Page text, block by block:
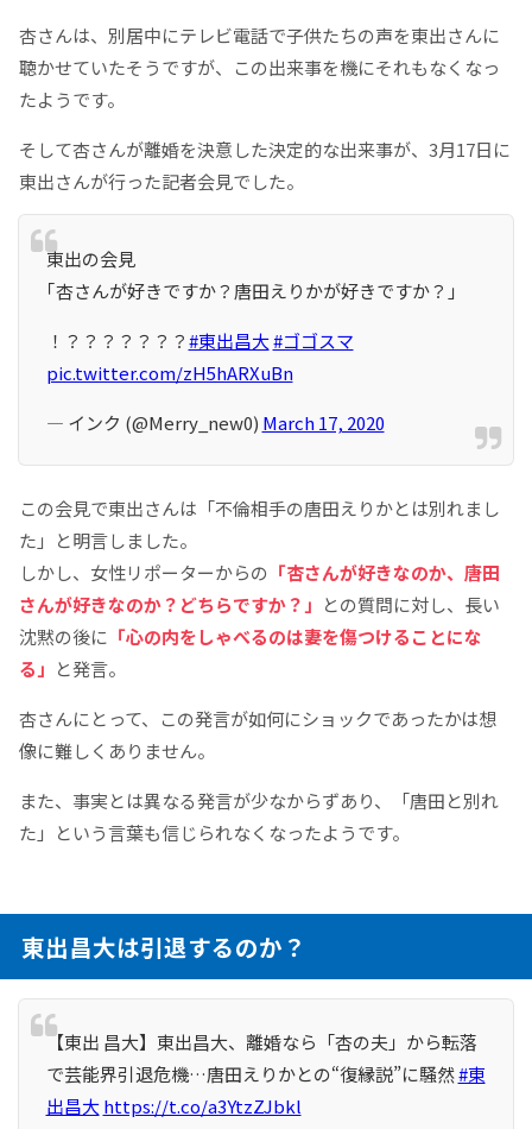
杏さんは、別居中にテレビ電話で子供たちの声を東出さんに
聴かせていたそうですが、この出来事を機にそれもなくなっ
たようです。
そして杏さんが離婚を決意した決定的な出来事が、3月17日に
東出さんが行った記者会見でした。
東出の会見
｢杏さんが好きですか？唐田えりかが好きですか？」
！？？？？？？？#東出昌大#ゴゴスマ
pic.twitter.com/zH5hARXuBn
— インク (@Merry_new0) March 17, 2020
この会見で東出さんは「不倫相手の唐田えりかとは別れまし
た」と明言しました。
しかし、女性リポーターからの 「杏さんが好きなのか、唐田
さんが好きなのか？どちらですか？」 との質問に対し、長い
沈黙の後に 「心の内をしゃべるのは妻を傷つけることにな
る」 と発言。
杏さんにとって、この発言が如何にショックであったかは想
像に難しくありません。
また、事実とは異なる発言が少なからずあり、「唐田と別れ
た」という言葉も信じられなくなったようです。
東出昌大は引退するのか？
【東出 昌大】東出昌大、離婚なら「杏の夫」から転落
で芸能界引退危機…唐田えりかとの“復縁説”に騒然#東
出昌大 https://t.co/a3YtzZJbkl